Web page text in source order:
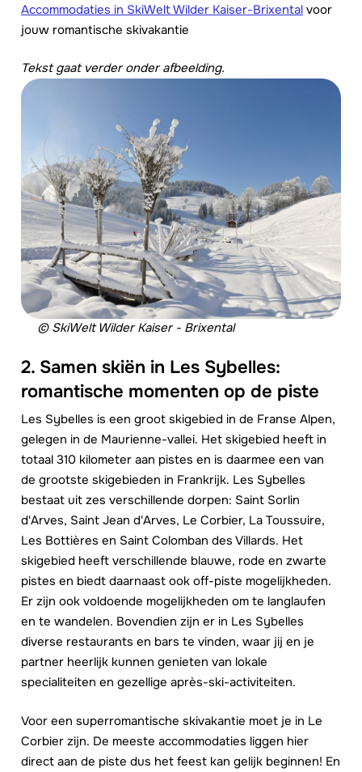
Accommodaties in SkiWelt Wilder Kaiser-Brixental voor
jouw romantische skivakantie
Tekst gaat verder onder afbeelding.
© SkiWelt Wilder Kaiser - Brixental
2. Samen skiën in Les Sybelles:
romantische momenten op de piste
Les Sybelles is een groot skigebied in de Franse Alpen,
gelegen in de Maurienne-vallei. Het skigebied heeft in
totaal 310 kilometer aan pistes en is daarmee een van
de grootste skigebieden in Frankrijk. Les Sybelles
bestaat uit zes verschillende dorpen: Saint Sorlin
d'Arves, Saint Jean d'Arves, Le Corbier, La Toussuire,
Les Bottières en Saint Colomban des Villards. Het
skigebied heeft verschillende blauwe, rode en zwarte
pistes en biedt daarnaast ook off-piste mogelijkheden.
Er zijn ook voldoende mogelijkheden om te langlaufen
en te wandelen. Bovendien zijn er in Les Sybelles
diverse restaurants en bars te vinden, waar jij en je
partner heerlijk kunnen genieten van lokale
specialiteiten en gezellige après-ski-activiteiten.
Voor een superromantische skivakantie moet je in Le
Corbier zijn. De meeste accommodaties liggen hier
direct aan de piste dus het feest kan gelijk beginnen! En